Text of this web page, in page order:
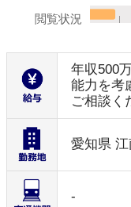
閲覧状況
年収500
能力を考
ご相談く
愛知県
-